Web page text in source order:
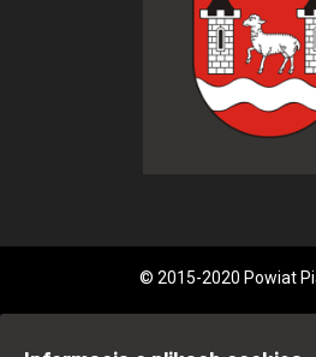
© 2015-2020 Powiat